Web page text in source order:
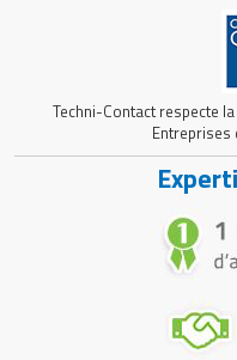
Techni-Contact respecte
Entreprises